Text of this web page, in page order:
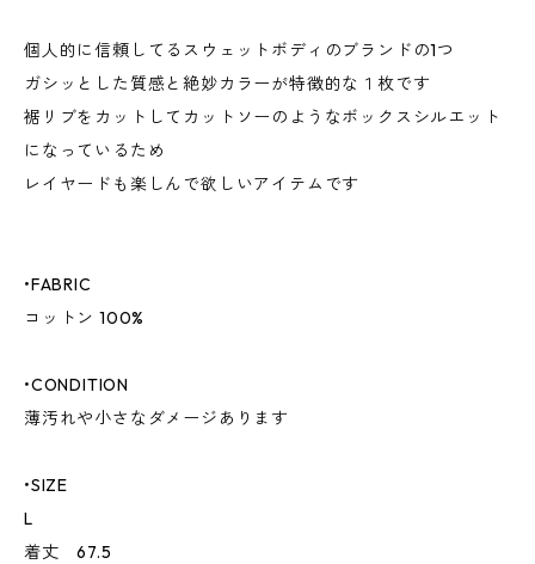
個人的に信頼してるスウェットボディのブランドの1つ
ガシッとした質感と絶妙カラーが特徴的な１枚です
裾リブをカットしてカットソーのようなボックスシルエット
になっているため
レイヤードも楽しんで欲しいアイテムです
•FABRIC
コットン 100%
•CONDITION
薄汚れや小さなダメージあります
•SIZE
L
着丈 67.5